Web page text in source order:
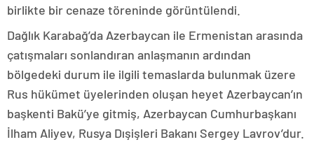
birlikte bir cenaze töreninde görüntülendi.
Dağlık Karabağ’da Azerbaycan ile Ermenistan arasında
çatışmaları sonlandıran anlaşmanın ardından
bölgedeki durum ile ilgili temaslarda bulunmak üzere
Rus hükümet üyelerinden oluşan heyet Azerbaycan’ın
başkenti Bakü’ye gitmiş, Azerbaycan Cumhurbaşkanı
İlham Aliyev, Rusya Dışişleri Bakanı Sergey Lavrov’dur.